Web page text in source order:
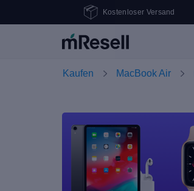
Kostenloser Versand
Kaufen MacBook Air